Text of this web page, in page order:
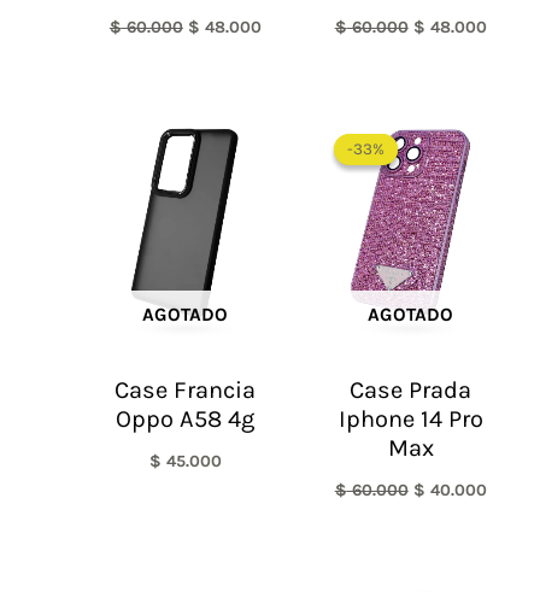
$60.000 $ 48.000 $60.000 $ 48.000
AGOTADO
Case Francia
Oppo A58 4g
$ 45.000
-33%
AGOTADO
-33%
Case Prada
Iphone 14 Pro
Max
$60.000
precio
original
era:
$ 60.000.
$ 40.000